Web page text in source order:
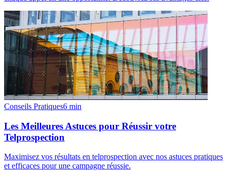
Conseils Pratiques6 min
Les Meilleures Astuces pour Réussir votre
Telprospection
Maximisez vos résultats en telprospection avec nos astuces pratiques
et efficaces pour une campagne réussie.